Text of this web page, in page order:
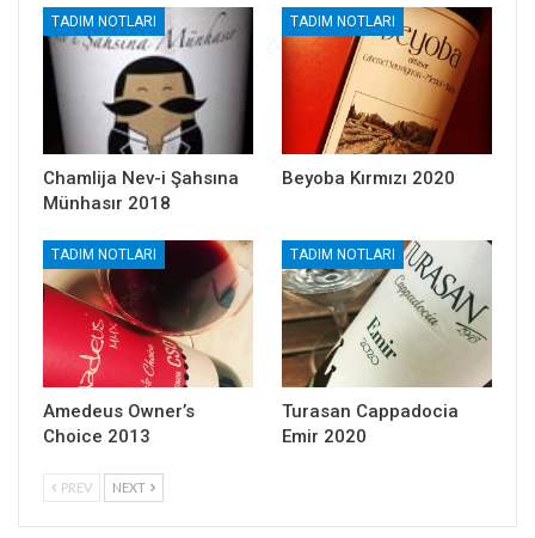
TADIM NOTLARI
Chamlija Nev-i Şahsına
Münhasır 2018
TADIM NOTLARI
Beyoba Kırmızı 2020
TADIM NOTLARI
Amedeus Owner’s
Choice 2013
TADIM NOTLARI
Turasan Cappadocia
Emir 2020
PREV NEXT